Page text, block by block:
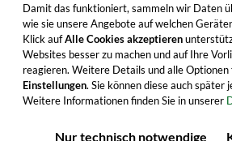
Damit das funktioniert, sammeln wir Daten
wie sie unsere Angebote auf welchen
Klick aufAlle Cookies akzeptieren
Websites besser zu machen und auf Ihre
reagieren. Weitere Details und alle Optionen
Einstellungen. Sie können diese auch später
Weitere Informationen finden Sie in unserer
Nur technisch notwendige